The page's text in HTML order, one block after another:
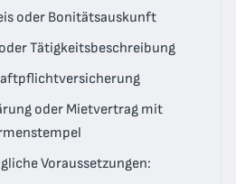
oder Bonitätsauskunft
Tätigkeitsbeschreibung
oder Mietvertrag mit
Voraussetzungen: